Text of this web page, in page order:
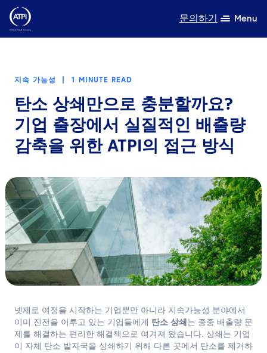
문의하기 Menu
제품
자원
회사 소개
지속가능성
TravelHub Login
검색
문의하기
한국어
지속 가능성 1 MINUTE READ
탄소 상쇄만으로 충분할까요?
기업 출장에서 실질적인 배출량
감축을 위한 ATPI의 접근 방식
넷제로 여정을 시작하는 기업뿐만 아니라 지속가능성 분야에서
이미 진전을 이루고 있는 기업들에게 탄소 상쇄 는 종종 배출량 문
제를 해결하는 편리한 해결책으로 여겨져 왔습니다. 상쇄는 기업
이 자체 탄소 발자국을 상쇄하기 위해 다른 곳에서 탄소를 제거하